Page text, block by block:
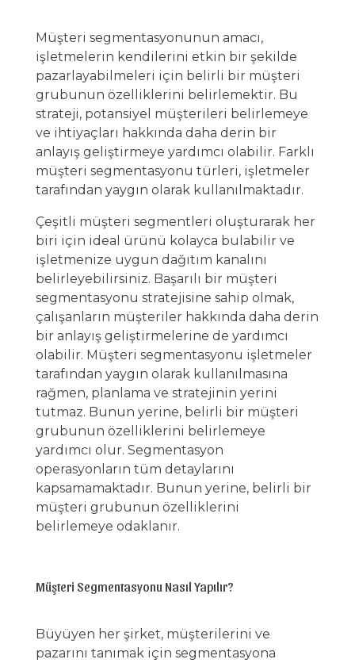
Müşteri segmentasyonunun amacı,
işletmelerin kendilerini etkin bir şekilde
pazarlayabilmeleri için belirli bir müşteri
grubunun özelliklerini belirlemektir. Bu
strateji, potansiyel müşterileri belirlemeye
ve ihtiyaçları hakkında daha derin bir
anlayış geliştirmeye yardımcı olabilir. Farklı
müşteri segmentasyonu türleri, işletmeler
tarafından yaygın olarak kullanılmaktadır.
Çeşitli müşteri segmentleri oluşturarak her
biri için ideal ürünü kolayca bulabilir ve
işletmenize uygun dağıtım kanalını
belirleyebilirsiniz. Başarılı bir müşteri
segmentasyonu stratejisine sahip olmak,
çalışanların müşteriler hakkında daha derin
bir anlayış geliştirmelerine de yardımcı
olabilir. Müşteri segmentasyonu işletmeler
tarafından yaygın olarak kullanılmasına
rağmen, planlama ve stratejinin yerini
tutmaz. Bunun yerine, belirli bir müşteri
grubunun özelliklerini belirlemeye
yardımcı olur. Segmentasyon
operasyonların tüm detaylarını
kapsamamaktadır. Bunun yerine, belirli bir
müşteri grubunun özelliklerini
belirlemeye odaklanır.
Müşteri Segmentasyonu Nasıl Yapılır?
Büyüyen her şirket, müşterilerini ve
pazarını tanımak için segmentasyona